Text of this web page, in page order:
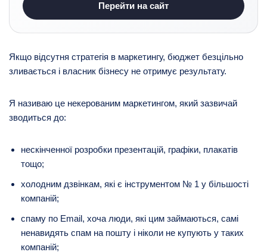
Перейти на сайт
Якщо відсутня стратегія в маркетингу, бюджет безцільно
зливається і власник бізнесу не отримує результату.
Я називаю це некерованим маркетингом, який зазвичай
зводиться до:
нескінченної розробки презентацій, графіки, плакатів
тощо;
холодним дзвінкам, які є інструментом № 1 у більшості
компаній;
спаму по Email, хоча люди, які цим займаються, самі
ненавидять спам на пошту і ніколи не купують у таких
компаній;